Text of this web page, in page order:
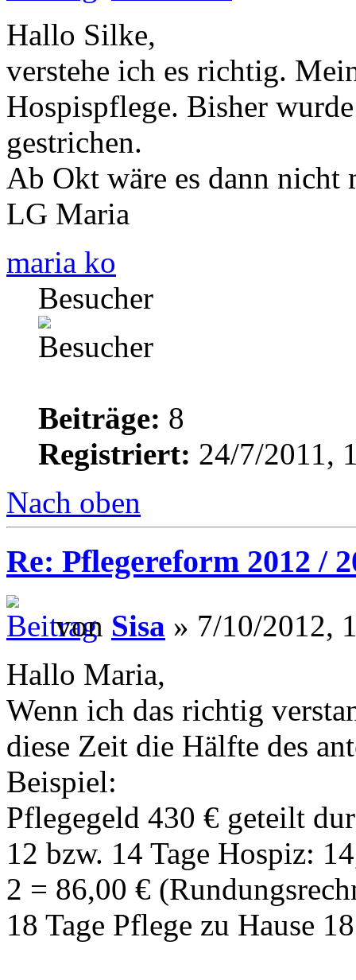
Hallo Silke,
verstehe ich es richtig.
Hospispflege. Bisher
gestrichen.
Ab Okt wäre es dann nicht
LG Maria
maria ko
Besucher
Beiträge: 8
Registriert: 24/7/2011,
Nach oben
Re: Pflegereform 2012 /
von Sisa » 7/10/2012,
Hallo Maria,
Wenn ich das richtig
diese Zeit die Hälfte des
Beispiel:
Pflegegeld 430 € geteilt
12 bzw. 14 Tage Hospiz:
2 = 86,00 €
18 Tage Pflege zu Hause